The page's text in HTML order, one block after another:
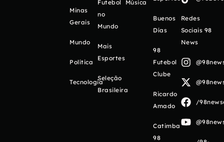
Minas
Gerais
Mundo
Política
Tecnologia
Futebol
no
Mundo
Mais
Esportes
Seleção
Brasileira
Música
Buenos
Días
98
Futebol
Clube
Ricardo
Amado
Catimba
98
Redes
Sociais 98
News
/